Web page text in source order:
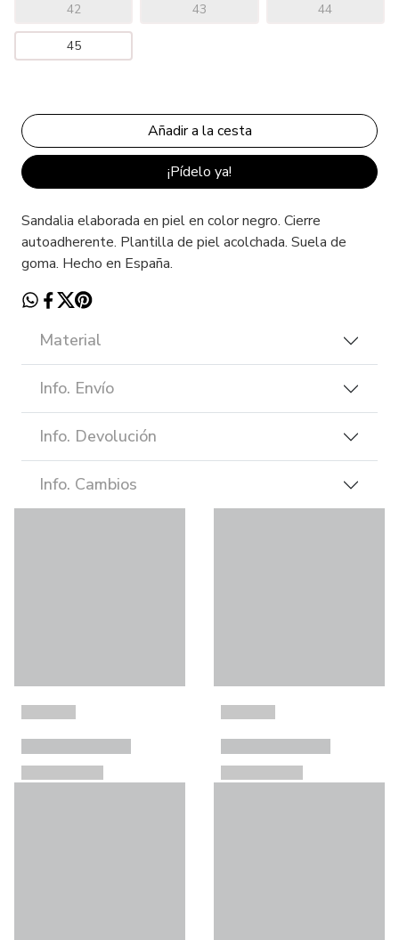
42 43 44
45
¡Pídelo ya!
Sandalia elaborada en piel en color negro. Cierre
autoadherente. Plantilla de piel acolchada. Suela de
goma. Hecho en España.
Material
Info. Envío
Info. Devolución
Info. Cambios